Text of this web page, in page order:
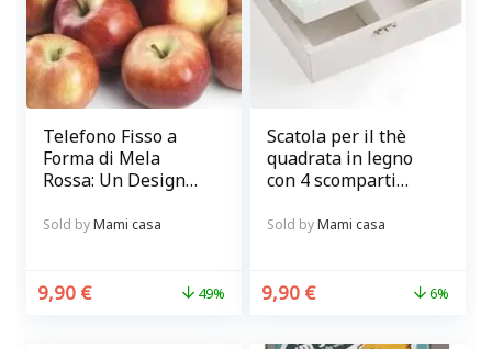
Telefono Fisso a
Forma di Mela
Rossa: Un Design
Casa
Sold byMami casa
9,90 € 49%
Scatola per il thè
quadrata in legno
con 4 scomparti
Sold byMami casa
9,90 € 6%